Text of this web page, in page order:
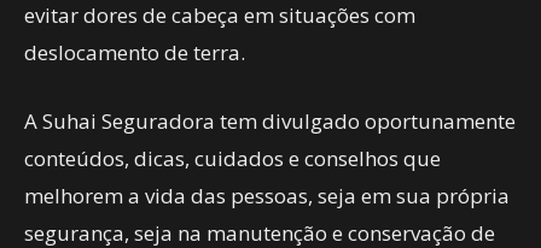
evitar dores de cabeça em situações com
deslocamento de terra.
A Suhai Seguradora tem divulgado oportunamente
conteúdos, dicas, cuidados e conselhos que
melhorem a vida das pessoas, seja em sua própria
segurança, seja na manutenção e conservação de